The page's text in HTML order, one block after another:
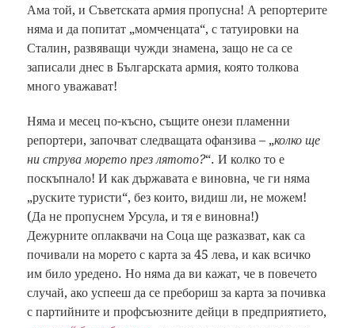
Ама той, и Съветската армия пропусна! А репортерите
няма и да попитат „момченцата“, с татуировки на
Сталин, развяващи чужди знамена, защо не са се
записали днес в Българската армия, която толкова
много уважават!
Няма и месец по-късно, същите онези пламенни
репортери, започват следващата офанзива – „колко ще
ни струва морето през лятото?“. И колко то е
поскъпнало! И как държавата е виновна, че ги няма
„руските туристи“, без които, видиш ли, не можем!
(Да не пропуснем Урсула, и тя е виновна!)
Дежурните оплаквачи на Соца ще разказват, как са
почивали на морето с карта за 45 лева, и как всичко
им било уредено. Но няма да ви кажат, че в повечето
случай, ако успееш да се пребориш за карта за почивка
с партийните и профсъюзните дейци в предприятието,